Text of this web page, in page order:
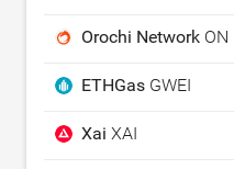
Orochi Network ON
ETHGas GWEI
Xai XAI